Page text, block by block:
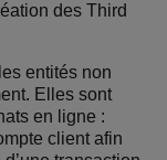
des Third
entités non
Elles sont
en ligne :
client afin